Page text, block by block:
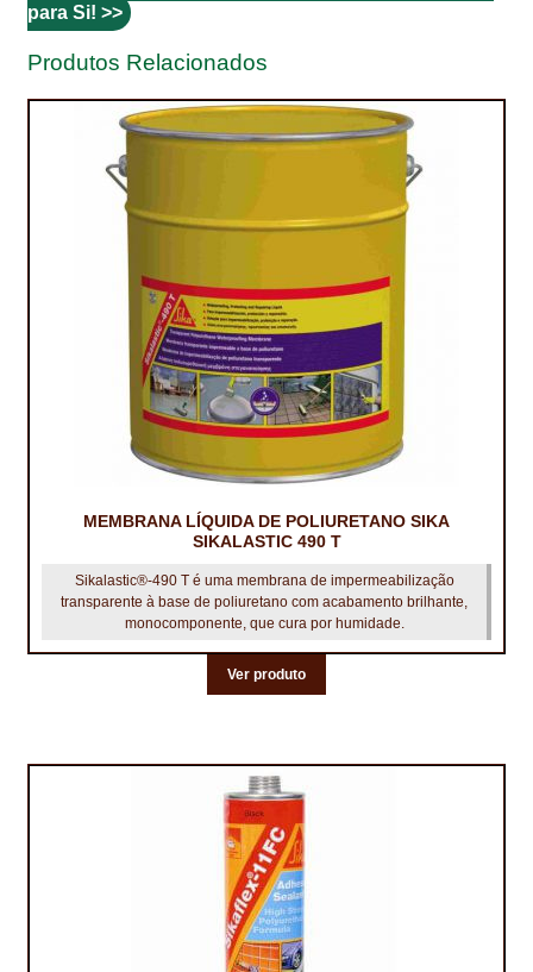
para Si! >>
Produtos Relacionados
MEMBRANA LÍQUIDA DE POLIURETANO SIKA
SIKALASTIC 490 T
Sikalastic®-490 T é uma membrana de impermeabilização
transparente à base de poliuretano com acabamento brilhante,
monocomponente, que cura por humidade.
Ver produto